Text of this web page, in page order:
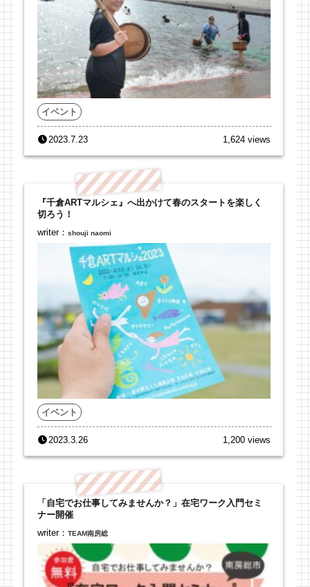
イベント
2023.7.23 1,624 views
『千倉ARTマルシェ』へ出かけて春のスタートを楽しく
切ろう！
writer： shouji naomi
イベント
2023.3.26 1,200 views
「自宅でお仕事してみませんか？」在宅ワーク入門セミ
ナー開催
writer： TEAM南房総